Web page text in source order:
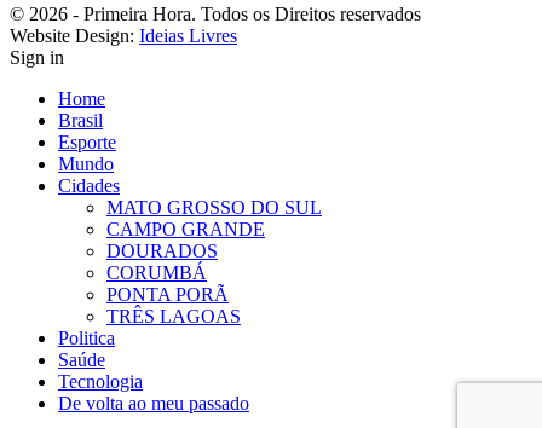
© 2026 - Primeira Hora. Todos os Direitos reservados
Website Design: Ideias Livres
Sign in
Home
Brasil
Esporte
Mundo
Cidades
MATO GROSSO DO SUL
CAMPO GRANDE
DOURADOS
CORUMBÁ
PONTA PORÃ
TRÊS LAGOAS
Politica
Saúde
Tecnologia
De volta ao meu passado